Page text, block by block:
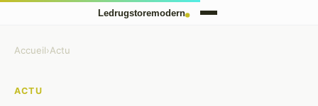
Accueil›Actu
ACTU